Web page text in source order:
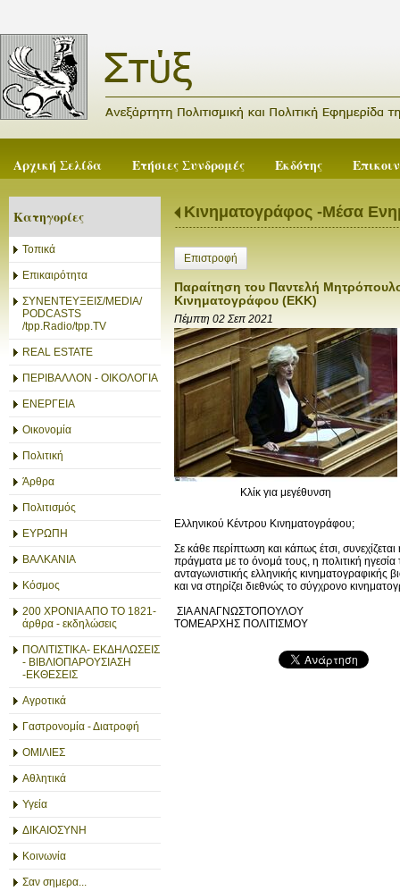
Αρχική Σελίδα Ετήσιες Συνδρομές Εκδότης
Κατηγορίες
Τοπικά
Επικαιρότητα
ΣΥΝΕΝΤΕΥΞΕΙΣ/MEDIA/
PODCASTS
/tpp.Radio/tpp.TV
REAL ESTATE
ΠΕΡΙΒΑΛΛΟΝ - ΟΙΚΟΛΟΓΙΑ
ΕΝΕΡΓΕΙΑ
Οικονομία
Πολιτική
Άρθρα
Πολιτισμός
ΕΥΡΩΠΗ
ΒΑΛΚΑΝΙΑ
Κόσμος
200 ΧΡΟΝΙΑ ΑΠΟ ΤΟ 1821-
άρθρα - εκδηλώσεις
ΠΟΛΙΤΙΣΤΙΚΑ- ΕΚΔΗΛΩΣΕΙΣ
- ΒΙΒΛΙΟΠΑΡΟΥΣΙΑΣΗ
-ΕΚΘΕΣΕΙΣ
Αγροτικά
Γαστρονομία - Διατροφή
ΟΜΙΛΙΕΣ
Αθλητικά
Υγεία
ΔΙΚΑΙΟΣΥΝΗ
Κοινωνία
Σαν σημερα...
Κινηματογράφος -Μέσα
Επιστροφή
Παραίτηση του Παντελή
Κινηματογράφου (ΕΚΚ)
Πέμπτη 02 Σεπ 2021
Κλίκ για μεγέθυνση
Ελληνικού Κέντρου Κινηματογράφου;
Σε κάθε περίπτωση και κάπως έτσι,
πράγματα με το όνομά τους, η πολιτική ηγεσία
ανταγωνιστικής ελληνικής
και να στηρίζει διεθνώς το σύγχρονο
ΣΙΑ ΑΝΑΓΝΩΣΤΟΠΟΥΛΟΥ
ΤΟΜΕΑΡΧΗΣ ΠΟΛΙΤΙΣΜΟΥ